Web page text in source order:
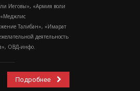
Иеговы», «Армия воли
Талибан», «Имарат
деятельность
ОВД-инфо.
Подробнее